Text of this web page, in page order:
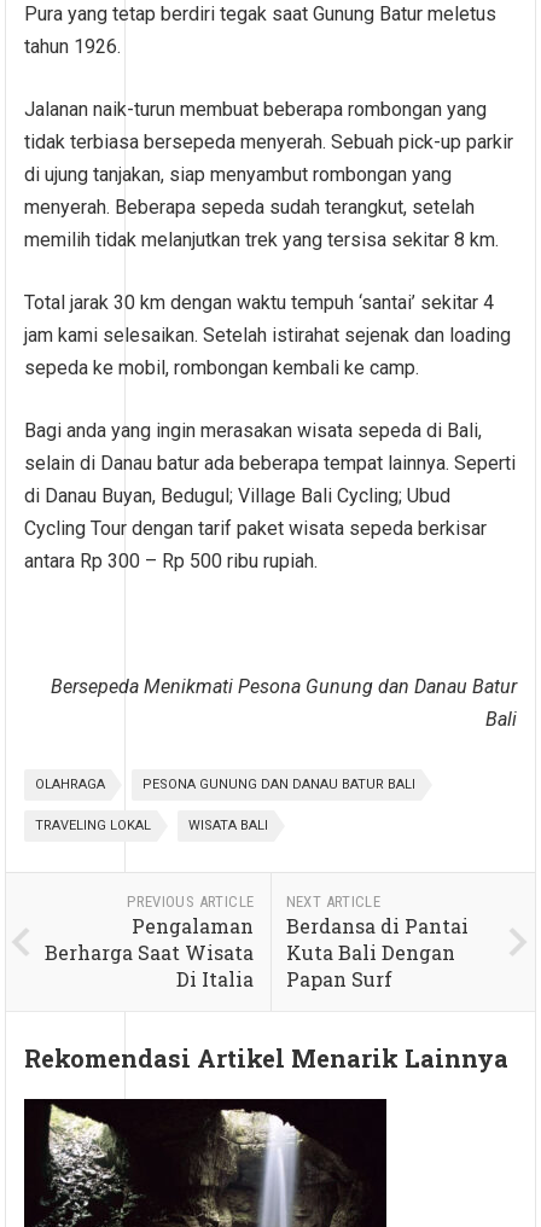
Pura yang tetap berdiri tegak saat Gunung Batur meletus
tahun 1926.
Jalanan naik-turun membuat beberapa rombongan yang
tidak terbiasa bersepeda menyerah. Sebuah pick-up parkir
di ujung tanjakan, siap menyambut rombongan yang
menyerah. Beberapa sepeda sudah terangkut, setelah
memilih tidak melanjutkan trek yang tersisa sekitar 8 km.
Total jarak 30 km dengan waktu tempuh ‘santai’ sekitar 4
jam kami selesaikan. Setelah istirahat sejenak dan loading
sepeda ke mobil, rombongan kembali ke camp.
Bagi anda yang ingin merasakan wisata sepeda di Bali,
selain di Danau batur ada beberapa tempat lainnya. Seperti
di Danau Buyan, Bedugul; Village Bali Cycling; Ubud
Cycling Tour dengan tarif paket wisata sepeda berkisar
antara Rp 300 – Rp 500 ribu rupiah.
Bersepeda Menikmati Pesona Gunung dan Danau Batur
Bali
OLAHRAGA PESONA GUNUNG DAN DANAU BATUR BALI
TRAVELING LOKAL WISATA BALI
PREVIOUS ARTICLE
Pengalaman
Berharga Saat Wisata
Di Italia
NEXT ARTICLE
Berdansa di Pantai
Kuta Bali Dengan
Papan Surf
Rekomendasi Artikel Menarik Lainnya